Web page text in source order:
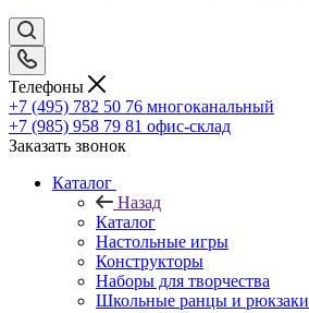
Телефоны
+7 (495) 782 50 76 многоканальный
+7 (985) 958 79 81 офис-склад
Заказать звонок
Каталог
Назад
Каталог
Настольные игры
Конструкторы
Наборы для творчества
Школьные ранцы и рюкзаки